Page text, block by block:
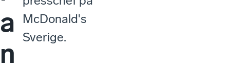
a
n
McDonald's
Sverige.